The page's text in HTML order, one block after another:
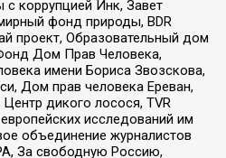
коррупцией Инк, Завет
фонд природы, BDR
проект, Образовательный дом
Дом Прав Человека,
имени Бориса Звозскова,
Дом прав человека Ереван,
дикого лосося, TVR
исследований им
объединение журналистов
За свободную Россию,